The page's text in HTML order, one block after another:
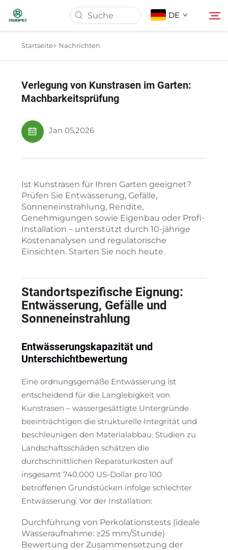
DE
Produkte
Über Uns
Nachrichten
Herunterladen
Kontakt
Startseite> Nachrichten
Verlegung von Kunstrasen im Garten:
Machbarkeitsprüfung
Jan 05,2026
Ist Kunstrasen für Ihren Garten geeignet?
Prüfen Sie Entwässerung, Gefälle,
Sonneneinstrahlung, Rendite,
Genehmigungen sowie Eigenbau oder Profi-
Installation – unterstützt durch 10-jährige
Kostenanalysen und regulatorische
Einsichten. Starten Sie noch heute.
Standortspezifische Eignung:
Entwässerung, Gefälle und
Sonneneinstrahlung
Entwässerungskapazität und
Unterschichtbewertung
Eine ordnungsgemäße Entwässerung ist
entscheidend für die Langlebigkeit von
Kunstrasen – wassergesättigte Untergründe
beeinträchtigen die strukturelle Integrität und
beschleunigen den Materialabbau. Studien zu
Landschaftsschäden schätzen die
durchschnittlichen Reparaturkosten auf
insgesamt 740.000 US-Dollar pro 100
betroffenen Grundstücken infolge schlechter
Entwässerung. Vor der Installation:
Durchführung von Perkolationstests (ideale
Wasseraufnahme: ≥25 mm/Stunde)
Bewertung der Zusammensetzung der